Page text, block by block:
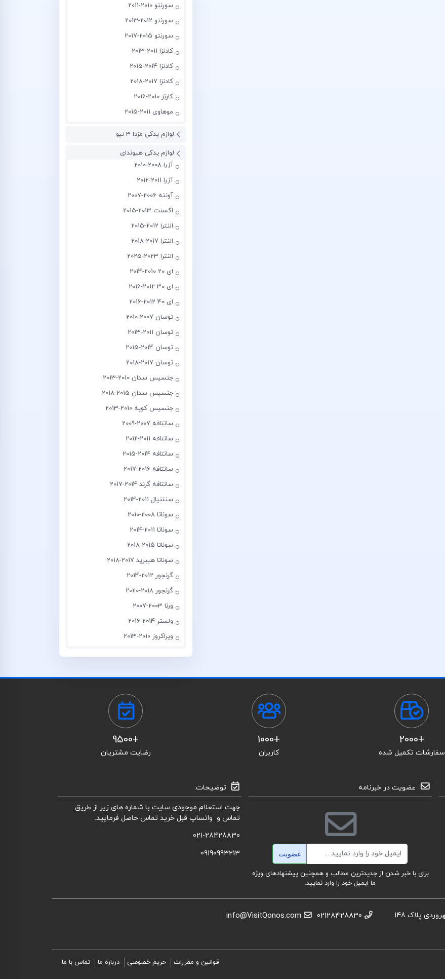
سورنتو 2010-2011
سورنتو 2012-2013
سورنتو 2015-2017
کادنزا 2011-2013
کادنزا 2014-2015
کادنزا 2017-2018
کارنز 2010-2016
موهاوی 2011-2015
لوازم یدکی مزدا 3 نیو
لوازم یدکی هیوندای
آزرا 2008-2010
آزرا 2011-2012
آونته 2006-2007
اکسنت 2013-2015
النترا 2012-2015
النترا 2017-2018
النترا 2023-2025
ای 20 2010-2014
ای 30 2012-2016
ای 40 2012-2016
توسان 2007-2010
توسان 2011-2013
توسان 2014-2015
توسان 2017-2018
جنسیس سدان 2010-2013
جنسیس سدان 2015-2018
جنسیس کوپه 2010-2013
سانتافه 2007-2009
سانتافه 2011-2012
سانتافه 2014-2015
سانتافه 2016-2017
سانتافه گرند 2014-2017
سنتنیال 2011-2014
سوناتا 2008-2010
سوناتا 2011-2014
سوناتا 2015-2018
سوناتا هیبرید 2017-2018
گرنجور 2012-2014
گرنجور 2018-2020
ورنا 2003-2007
ولستر 2014-2016
ویراکروز 2010-2013
+2000
سفارشات تکمیل شده
+1000
کاربران
+9500
رضایت مشتریان
عضویت در خبرنامه
ایمیل عضویت
برای با خبر شدن از جدیدترین مطالب و همچنین پیشنهادهای ویژه
ما ایمیل خود را وارد نمایید.
توضیحات:
جهت استعلام موجودی سایت با شماره های زیر از طریق
تماس و واتساپ قبل خرید تماس حاصل فرمایید.
021-28428830
09190993213
استان تهران، عباس آباد،خیابان بهشتی، بعد از تقاطع سهروردی پلاک 148
02128428830
info@VisitQonos.com
قوانین و مقررات حریم خصوصی درباره ما تماس با ما